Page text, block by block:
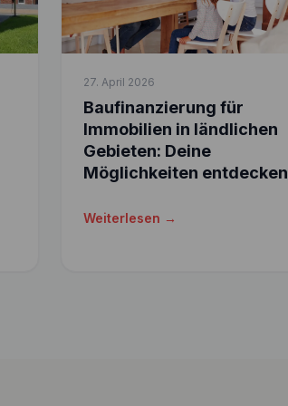
27. April 2026
Baufinanzierung für
Immobilien in ländlichen
Gebieten: Deine
Möglichkeiten entdecken
Weiterlesen →